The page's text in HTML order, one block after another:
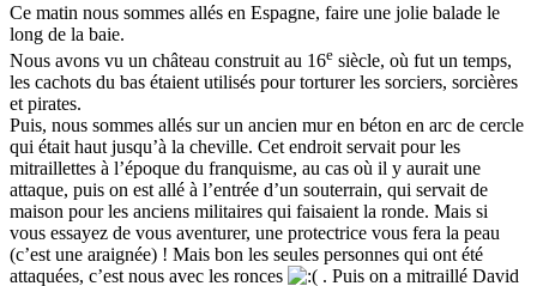
Ce matin nous sommes allés en Espagne, faire une jolie balade le
long de la baie.
Nous avons vu un château construit au 16e siècle, où fut un temps,
les cachots du bas étaient utilisés pour torturer les sorciers, sorcières
et pirates.
Puis, nous sommes allés sur un ancien mur en béton en arc de cercle
qui était haut jusqu’à la cheville. Cet endroit servait pour les
mitraillettes à l’époque du franquisme, au cas où il y aurait une
attaque, puis on est allé à l’entrée d’un souterrain, qui servait de
maison pour les anciens militaires qui faisaient la ronde. Mais si
vous essayez de vous aventurer, une protectrice vous fera la peau
(c’est une araignée) ! Mais bon les seules personnes qui ont été
attaquées, c’est nous avec les ronces
. Puis on a mitraillé David